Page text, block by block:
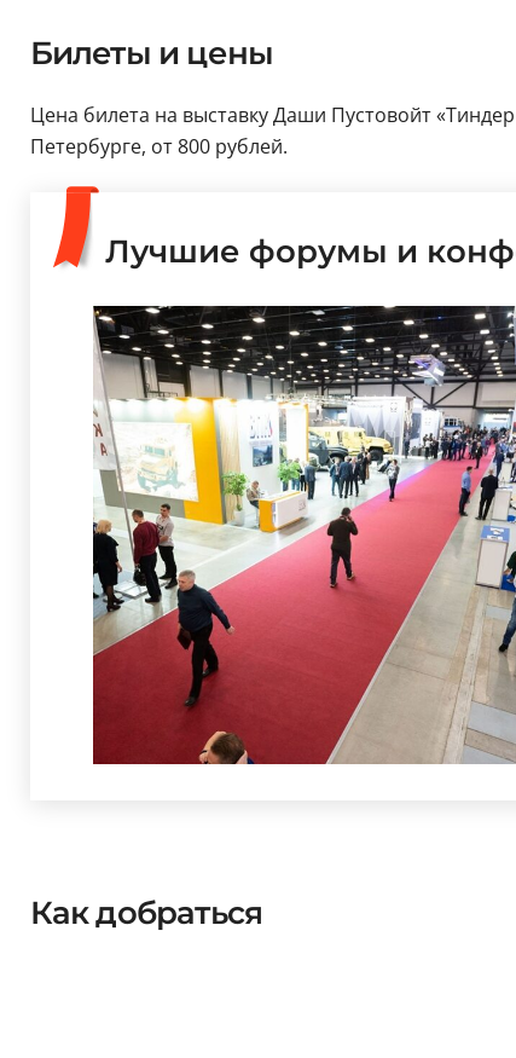
Билеты и цены
Цена билета на выставку Даши Пустовойт
Петербурге, от 800 рублей.
Лучшие форумы и
Как добраться